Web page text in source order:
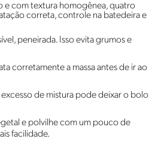
e com textura homogênea, quatro
correta, controle na batedeira e
peneirada. Isso evita grumos e
corretamente a massa antes de ir ao
excesso de mistura pode deixar o bolo
e polvilhe com um pouco de
facilidade.